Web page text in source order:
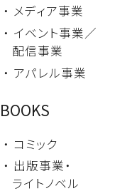
・ メディア事業
・ イベント事業／
配信事業
・ アパレル事業
BOOKS
・ コミック
・ 出版事業・
ライトノベル